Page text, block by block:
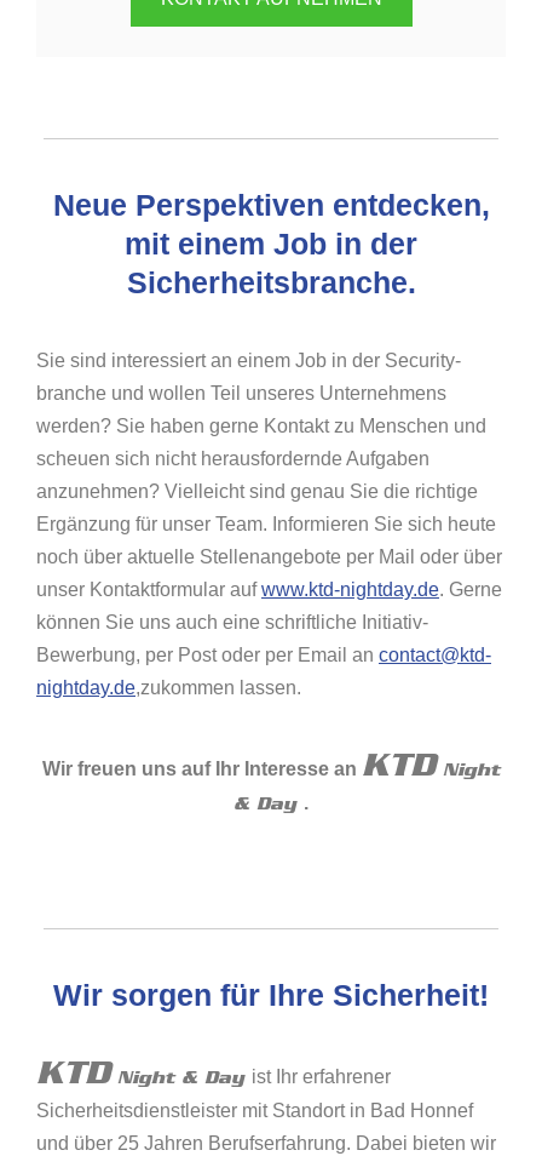
Neue Perspektiven entdecken,
mit einem Job in der
Sicherheitsbranche.
Sie sind interessiert an einem Job in der Security-
branche und wollen Teil unseres Unternehmens
werden? Sie haben gerne Kontakt zu Menschen und
scheuen sich nicht herausfordernde Aufgaben
anzunehmen? Vielleicht sind genau Sie die richtige
Ergänzung für unser Team. Informieren Sie sich heute
noch über aktuelle Stellenangebote per Mail oder über
unser Kontaktformular aufwww.ktd-nightday.de. Gerne
können Sie uns auch eine schriftliche Initiativ-
Bewerbung, per Post oder per Email an contact@ktd-
nightday.de,zukommen lassen.
Wir freuen uns auf Ihr Interesse an KTD Night
& Day .
Wir sorgen für Ihre Sicherheit!
KTD Night & Day ist Ihr erfahrener
Sicherheitsdienstleister mit Standort in Bad Honnef
und über 25 Jahren Berufserfahrung. Dabei bieten wir